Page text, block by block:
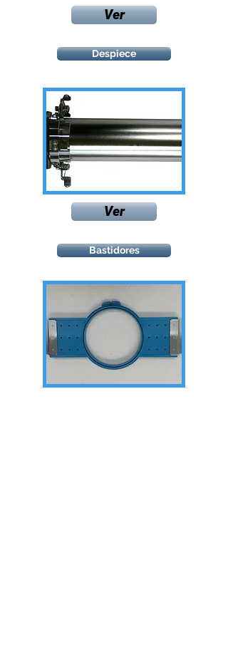
Despiece
Bastidores
Ver
Ver